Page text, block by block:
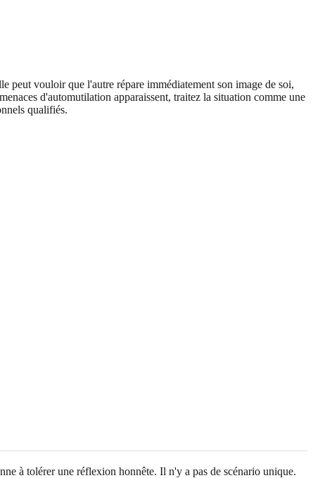
peut vouloir que l'autre répare immédiatement son image de soi,
d'automutilation apparaissent, traitez la situation comme une
qualifiés.
à tolérer une réflexion honnête. Il n'y a pas de scénario unique.